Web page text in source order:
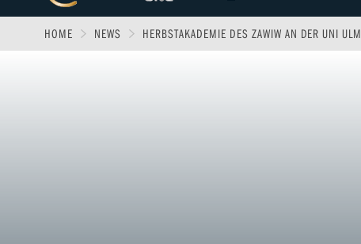
Allgäu
Augsburg
HOME NEWS HERBSTAKADEMIE DES ZAWIW AN DER UNI ULM